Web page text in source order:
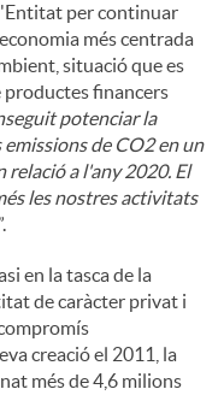
per continuar
més centrada
situació que es
financers
potenciar la
de CO2 en un
relació a l'any 2020. El
les nostres activitats
en la tasca de la
de caràcter privat i
creació el 2011, la
més de 4,6 milions